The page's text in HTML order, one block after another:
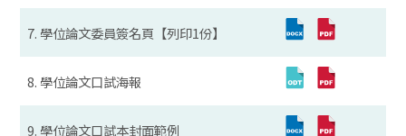
7. 學位論文委員簽名頁【列印1份】
8. 學位論文口試海報
9. 學位論文口試本封面範例